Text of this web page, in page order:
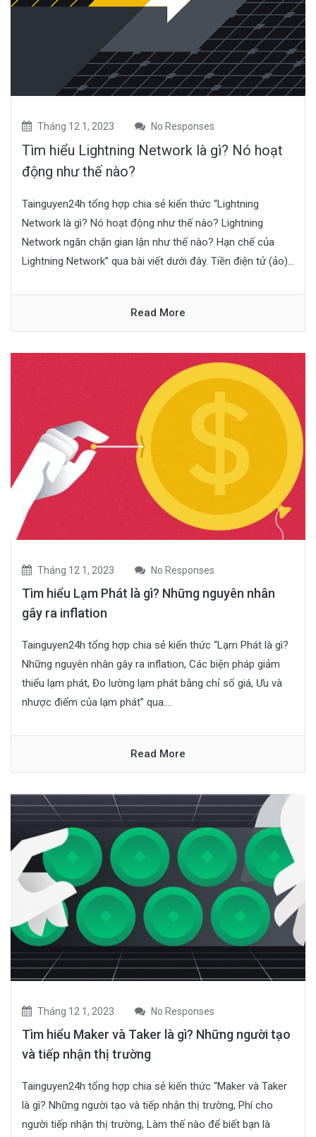
Tháng 12 1, 2023 No Responses
Tìm hiểu Lightning Network là gì? Nó hoạt
động như thế nào?
Tainguyen24h tổng hợp chia sẻ kiến thức “Lightning
Network là gì? Nó hoạt động như thế nào? Lightning
Network ngăn chặn gian lận như thế nào? Hạn chế của
Lightning Network” qua bài viết dưới đây. Tiền điện tử (ảo)...
Read More
Tháng 12 1, 2023 No Responses
Tìm hiểu Lạm Phát là gì? Những nguyên nhân
gây ra inflation
Tainguyen24h tổng hợp chia sẻ kiến thức “Lạm Phát là gì?
Những nguyên nhân gây ra inflation, Các biện pháp giảm
thiểu lạm phát, Đo lường lạm phát bằng chỉ số giá, Ưu và
nhược điểm của lạm phát” qua....
Read More
Tháng 12 1, 2023 No Responses
Tìm hiểu Maker và Taker là gì? Những người tạo
và tiếp nhận thị trường
Tainguyen24h tổng hợp chia sẻ kiến thức “Maker và Taker
là gì? Những người tạo và tiếp nhận thị trường, Phí cho
người tiếp nhận thị trường, Làm thế nào để biết bạn là